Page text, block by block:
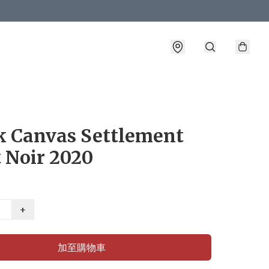
Canvas Settlement
2020
+
加至購物車